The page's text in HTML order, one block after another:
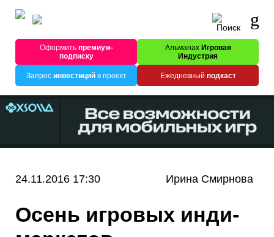
Оформитьпремиум-
подписку
Альманах Игровая
Индустрия
Запрос инвестицийв проект Ежедневный подкаст
24.11.2016 17:30 Ирина Смирнова
Осень игровых инди-